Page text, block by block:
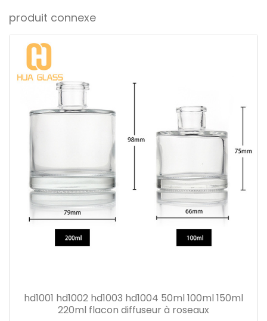
produit connexe
hd1001 hd1002 hd1003 hd1004 50ml 100ml 150ml
220ml flacon diffuseur à roseaux